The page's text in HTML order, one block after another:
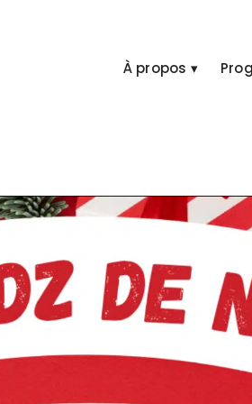
À propos ▾